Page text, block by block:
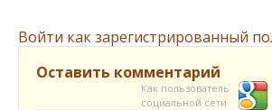
Войти как зарегистрированный
Оставить комментарий
Как пользователь
социальной сети